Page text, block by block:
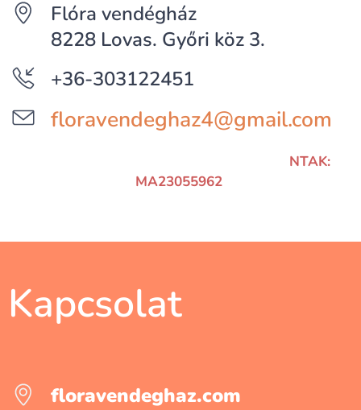
Flóra vendégház
8228 Lovas. Győri köz 3.
+36-303122451
floravendeghaz4@gmail.com
NTAK:
MA23055962
Kapcsolat
floravendeghaz.com